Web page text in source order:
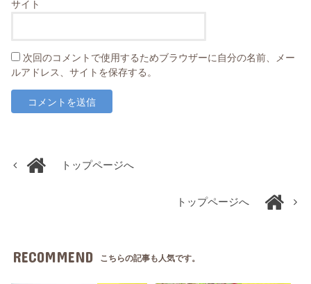
サイト
次回のコメントで使用するためブラウザーに自分の名前、メー
ルアドレス、サイトを保存する。
トップページへ
トップページへ
RECOMMEND こちらの記事も人気です。